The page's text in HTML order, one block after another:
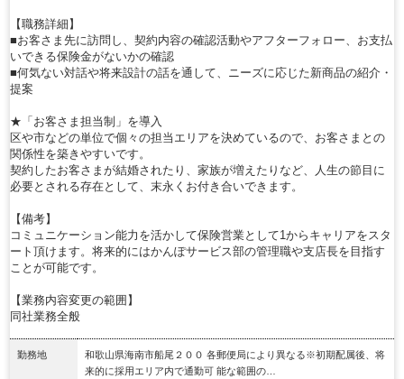
【職務詳細】
■お客さま先に訪問し、契約内容の確認活動やアフターフォロー、お支払
いできる保険金がないかの確認
■何気ない対話や将来設計の話を通して、ニーズに応じた新商品の紹介・
提案
★「お客さま担当制」を導入
区や市などの単位で個々の担当エリアを決めているので、お客さまとの
関係性を築きやすいです。
契約したお客さまが結婚されたり、家族が増えたりなど、人生の節目に
必要とされる存在として、末永くお付き合いできます。
【備考】
コミュニケーション能力を活かして保険営業として1からキャリアをスタ
ート頂けます。将来的にはかんぽサービス部の管理職や支店長を目指す
ことが可能です。
【業務内容変更の範囲】
同社業務全般
勤務地
和歌山県海南市船尾２００ 各郵便局により異なる※初期配属後、将
来的に採用エリア内で通勤可 能な範囲の…